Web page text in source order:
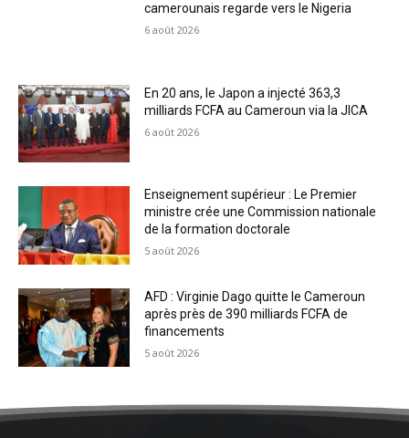
camerounais regarde vers le Nigeria
6 août 2026
En 20 ans, le Japon a injecté 363,3
milliards FCFA au Cameroun via la JICA
6 août 2026
Enseignement supérieur : Le Premier
ministre crée une Commission nationale
de la formation doctorale
5 août 2026
AFD : Virginie Dago quitte le Cameroun
après près de 390 milliards FCFA de
financements
5 août 2026